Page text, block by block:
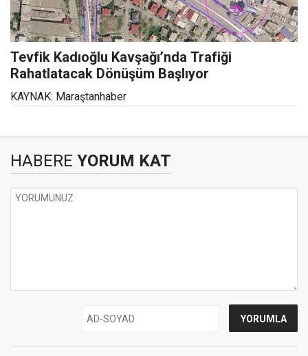
Tevfik Kadıoğlu Kavşağı’nda Trafiği
Rahatlatacak Dönüşüm Başlıyor
KAYNAK: Maraştanhaber
HABERE YORUM KAT